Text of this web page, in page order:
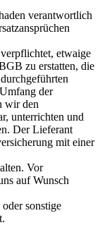
verantwortlich
etwaige
zu erstatten, die
der
wir den
unterrichten und
Der Lieferant
mit einer
Vor
auf Wunsch
oder sonstige